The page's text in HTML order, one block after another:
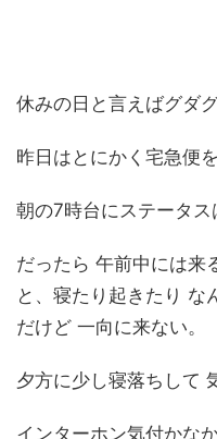
休みの日と言えばグダ
昨日はとにかく宅急便
朝の7時台にステータス
だったら 午前中には来
と、寝たり起きたり な
だけど 一向に来ない。
夕方に少し寝落ちして
インターホン気付かな